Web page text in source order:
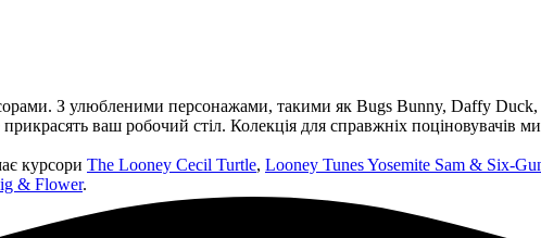
З улюбленими персонажами, такими як Bugs Bunny, Daffy Duck,
ваш робочий стіл. Колекція для справжніх поціновувачів
курсори The Looney Cecil Turtle, Looney Tunes Yosemite Sam & Six-
& Flower.